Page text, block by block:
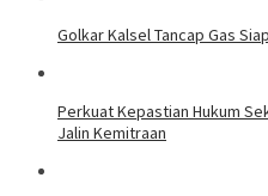
Golkar Kalsel Tancap Gas
Perkuat Kepastian Hukum
Jalin Kemitraan